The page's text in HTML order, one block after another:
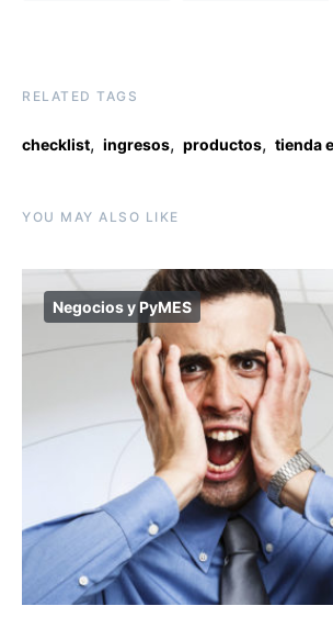
RELATED TAGS
checklist, ingresos, productos, tienda
YOU MAY ALSO LIKE
Negocios y PyMES